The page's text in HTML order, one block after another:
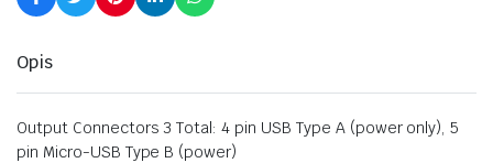
Opis
Output Connectors 3 Total: 4 pin USB Type A (power only), 5
pin Micro-USB Type B (power)